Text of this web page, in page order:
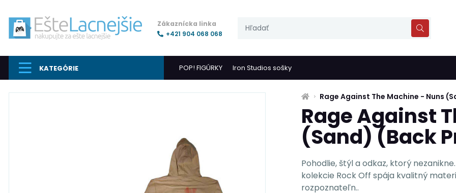
Zákaznícka linka
+421 904 068 068
KATEGÓRIE POP! FIGÚRKY Iron Studios sošky
Rage Against The Machine - Nuns
Rage Against
(Sand) (Back
Pohodlie, štýl a odkaz, ktorý
kolekcie Rock Off spája kvalitný
rozpoznateľn..